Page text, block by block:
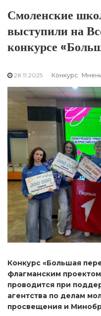
Смоленские
выступили на
конкурсе
28.11.2025 Конкурс
Конкурс «Большая
флагманским
проводится при
агентства по делам
просвещения и